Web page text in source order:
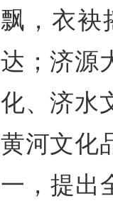
飘，衣袂
达；济源
化、济水
黄河文化
一，提出